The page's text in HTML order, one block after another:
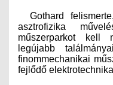
Gothard
asztrofizika
műszerparkot kell
legújabb
finommechanikai
fejlődő